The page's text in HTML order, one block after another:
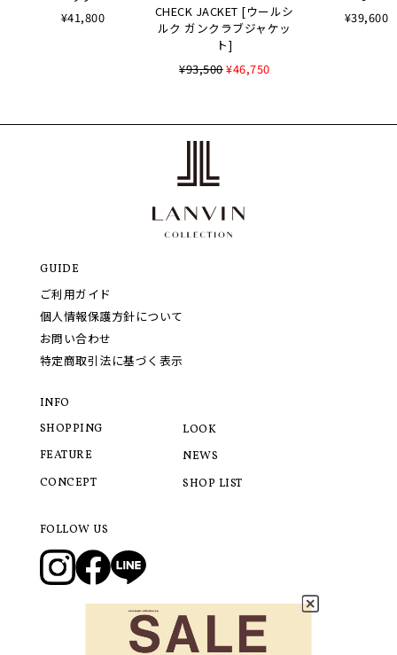
¥41,800
CHECK JACKET [ウールシ
ルク ガンクラブジャケッ
ト]
¥93,500¥46,750
¥39,600
GUIDE
ご利用ガイド
個人情報保護方針について
お問い合わせ
特定商取引法に基づく表示
INFO
SHOPPING
FEATURE
CONCEPT
LOOK
NEWS
SHOP LIST
FOLLOW US